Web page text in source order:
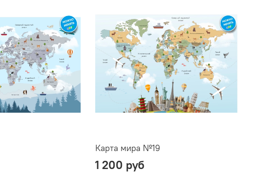
Карта мира №19
1 200 руб